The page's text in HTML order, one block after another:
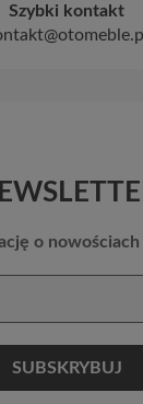
Szybki kontakt
o nowościach